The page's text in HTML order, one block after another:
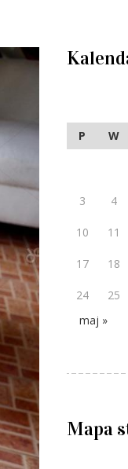
P W
3 4
10 11
17 18
24 25
maj »
Mapa